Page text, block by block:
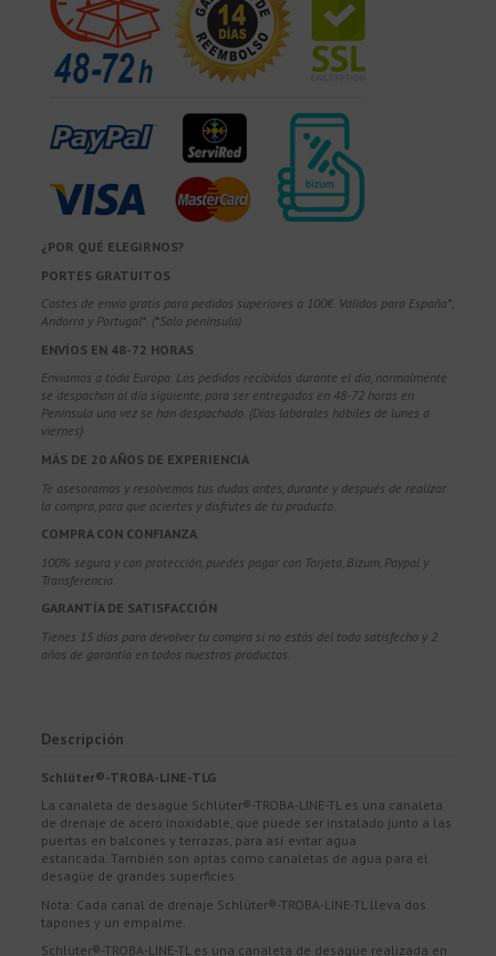
¿POR QUÉ ELEGIRNOS?
PORTES GRATUITOS
Costes de envío gratis para pedidos superiores a 100€. Válidos para España*,
Andorra y Portugal*. (*Solo península)
ENVÍOS EN 48-72 HORAS
Enviamos a toda Europa. Los pedidos recibidos durante el día, normalmente
se despachan al día siguiente, para ser entregados en 48-72 horas en
Península una vez se han despachado. (Días laborales hábiles de lunes a
viernes)
MÁS DE 20 AÑOS DE EXPERIENCIA
Te asesoramos y resolvemos tus dudas antes, durante y después de realizar
la compra, para que aciertes y disfrutes de tu producto.
COMPRA CON CONFIANZA
100% segura y con protección, puedes pagar con Tarjeta, Bizum, Paypal y
Transferencia.
GARANTÍA DE SATISFACCIÓN
Tienes 15 días para devolver tu compra si no estás del todo satisfecho y 2
años de garantía en todos nuestros productos.
Descripción
Schlüter®-TROBA-LINE-TLG
La canaleta de desagüe Schlüter®-TROBA-LINE-TL es una canaleta
de drenaje de acero inoxidable, que puede ser instalado junto a las
puertas en balcones y terrazas, para así evitar agua
estancada. También son aptas como canaletas de agua para el
desagüe de grandes superficies.
Nota: Cada canal de drenaje Schlüter®-TROBA-LINE-TL lleva dos
tapones y un empalme.
Schlüter®-TROBA-LINE-TL es una canaleta de desagüe realizada en